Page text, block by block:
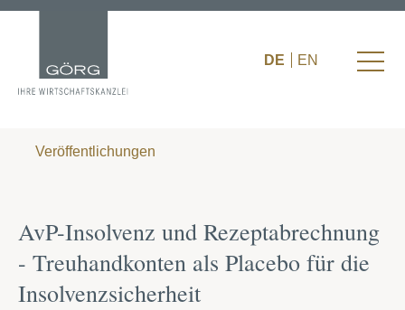
DE EN
Veröffentlichungen
AvP-Insolvenz und Rezeptabrechnung
- Treuhandkonten als Placebo für die
Insolvenzsicherheit